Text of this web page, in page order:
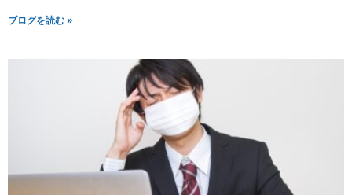
ブログを読む »